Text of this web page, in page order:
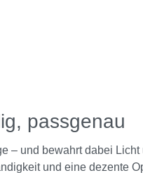
passgenau
– und bewahrt dabei Licht
und eine dezente